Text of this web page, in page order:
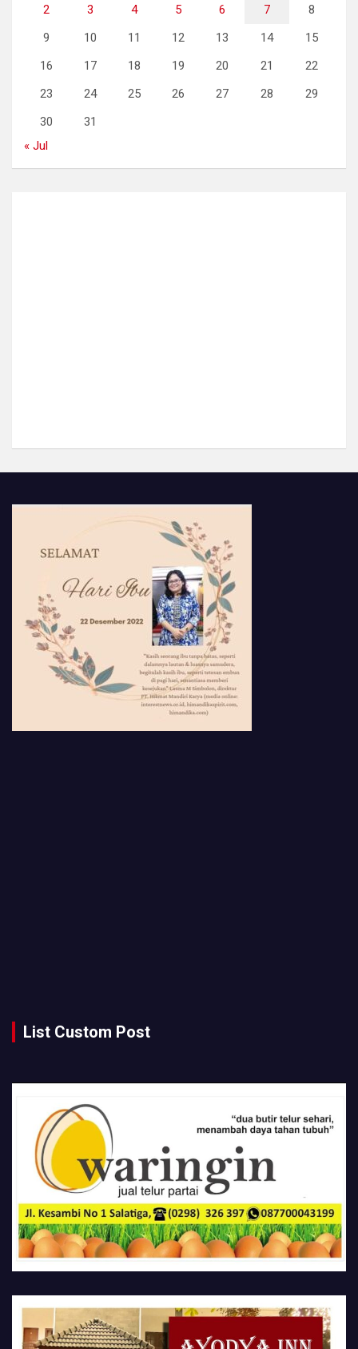
2
3 4 5 6 7
8
9
10 11 12 13 14
15
16
17 18 19 20 21
22
23
24 25 26 27 28
29
30
31
« Jul
List Custom Post